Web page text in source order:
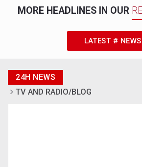
MORE HEADLINES IN OUR
LATEST # NEWS
24H NEWS
TV AND RADIO/BLOG